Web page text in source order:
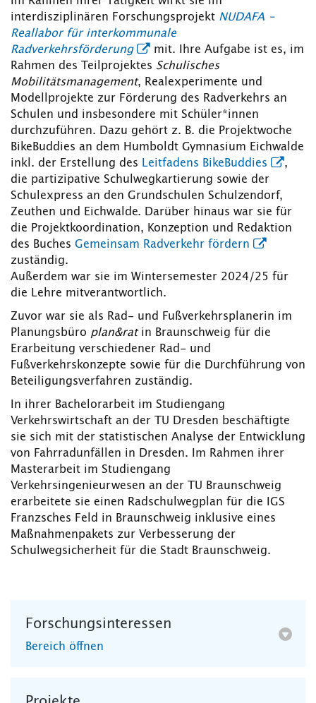
interdisziplinären Forschungsprojekt NUDAFA –
Reallabor für interkommunale
Radverkehrsförderung
mit. Ihre Aufgabe ist es, im
Rahmen des Teilprojektes Schulisches
Mobilitätsmanagement, Realexperimente und
Modellprojekte zur Förderung des Radverkehrs an
Schulen und insbesondere mit Schüler*innen
durchzuführen. Dazu gehört z. B. die Projektwoche
BikeBuddies an dem Humboldt Gymnasium Eichwalde
inkl. der Erstellung des Leitfadens BikeBuddies
,
die partizipative Schulwegkartierung sowie der
Schulexpress an den Grundschulen Schulzendorf,
Zeuthen und Eichwalde. Darüber hinaus war sie für
die Projektkoordination, Konzeption und Redaktion
des Buches Gemeinsam Radverkehr fördern
zuständig.
Außerdem war sie im Wintersemester 2024/25 für
die Lehre mitverantwortlich.
Zuvor war sie als Rad- und Fußverkehrsplanerin im
Planungsbüro plan&ratin Braunschweig für die
Erarbeitung verschiedener Rad- und
Fußverkehrskonzepte sowie für die Durchführung von
Beteiligungsverfahren zuständig.
In ihrer Bachelorarbeit im Studiengang
Verkehrswirtschaft an der TU Dresden beschäftigte
sie sich mit der statistischen Analyse der Entwicklung
von Fahrradunfällen in Dresden. Im Rahmen ihrer
Masterarbeit im Studiengang
Verkehrsingenieurwesen an der TU Braunschweig
erarbeitete sie einen Radschulwegplan für die IGS
Franzsches Feld in Braunschweig inklusive eines
Maßnahmenpakets zur Verbesserung der
Schulwegsicherheit für die Stadt Braunschweig.
Forschungsinteressen
Bereich öffnen